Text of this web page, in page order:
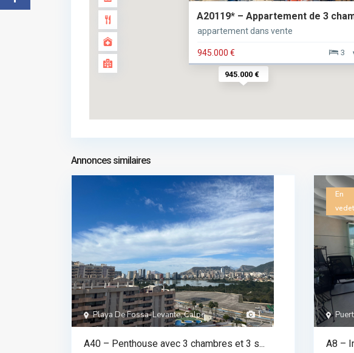
945.000 €
A20119* – Appartement de 3
appartement dans vente
945.000 € 3
Annonces similaires
1
Playa De Fossa-Levante, Calpe
A40 – Penthouse avec 3 chambres et 3 s...
En
A8 –